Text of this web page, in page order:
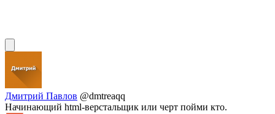
Дмитрий Павлов @dmtreaqq
Начинающий html-верстальщик или черт пойми кто.